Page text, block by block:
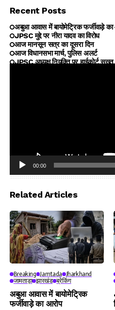
Recent Posts
अबुआ आवास में बायोमेट्रिक फर्जीवाड़े का
JPSC मुद्दे पर नीरा यादव का विरोध
आज मानसून सत्र का दूसरा दिन
आज विधानसभा मार्च, पुलिस अलर्ट
JPSC अध्यक्ष नियुक्ति पर हाईकोर्ट सख्त
Player
00:00
Related Articles
Breaking Jamtada Jharkhand
जामताड़ा झारखंड ब्रेकिंग
अबुआ आवास में बायोमेट्रिक
फर्जीवाड़े का आरोप